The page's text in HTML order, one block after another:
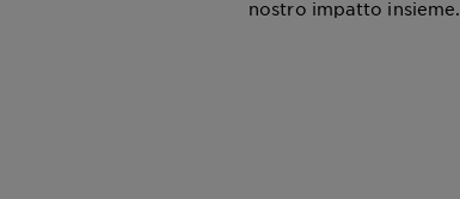
nostro impatto insieme.